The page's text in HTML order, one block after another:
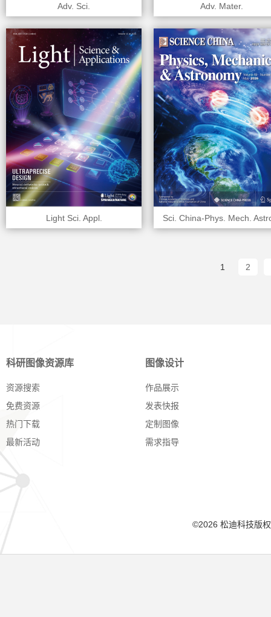
Adv. Sci. Adv. Mater.
Light Sci. Appl. Sci. China-Phys. Mech.
1 2
科研图像资源库
资源搜索
免费资源
热门下载
最新活动
图像设计
作品展示
发表快报
定制图像
需求指导
©2026 松迪科技版